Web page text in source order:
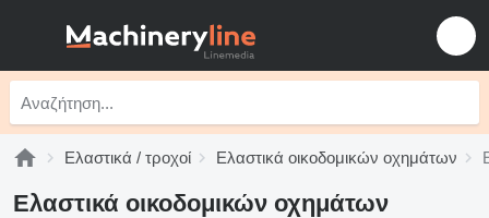
Ελαστικά / τροχοί Ελαστικά οικοδομικών οχημάτων
Ελαστικά οικοδομικών οχημάτων